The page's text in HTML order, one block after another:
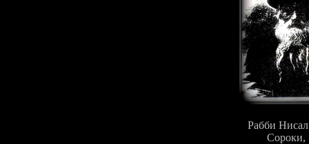
Рабби
Сороки,